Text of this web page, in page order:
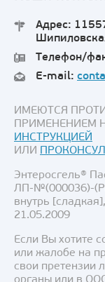
Адрес:
Телефон/
E-mail:
ИМЕЮТСЯ
ПРИМЕНЕНИЕМ
ИНСТРУКЦИЕЙ
ИЛИ
Энтеросгель®
ЛП-№(000036)-
внутрь
21.05.2009
Если Вы хотите
или жалобе на
свои претензии
органы или в